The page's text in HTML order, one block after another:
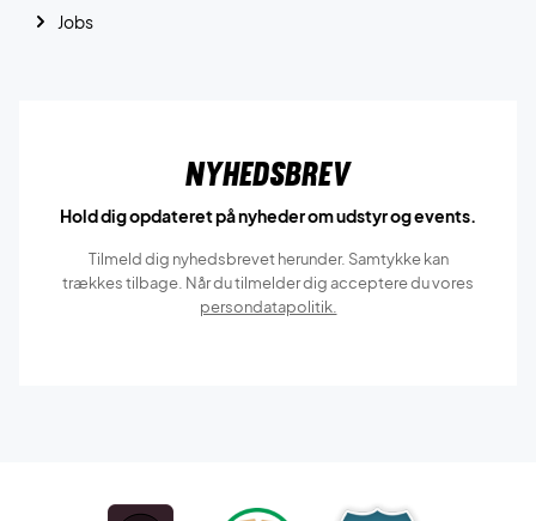
Jobs
Nyhedsbrev
Hold dig opdateret på nyheder om udstyr og events.
Tilmeld dig nyhedsbrevet herunder. Samtykke kan
trækkes tilbage. Når du tilmelder dig acceptere du vores
persondatapolitik.